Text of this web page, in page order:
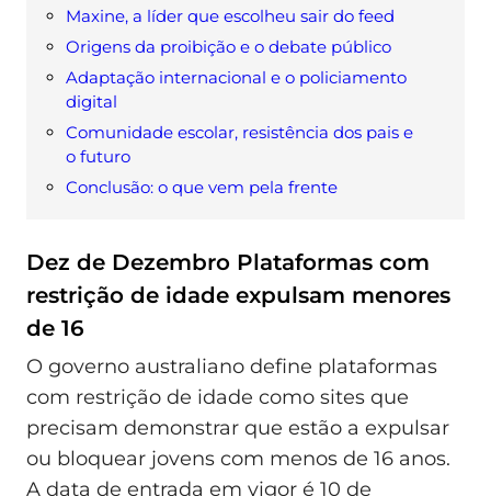
Maxine, a líder que escolheu sair do feed
Origens da proibição e o debate público
Adaptação internacional e o policiamento
digital
Comunidade escolar, resistência dos pais e
o futuro
Conclusão: o que vem pela frente
Dez de Dezembro Plataformas com
restrição de idade expulsam menores
de 16
O governo australiano define plataformas
com restrição de idade como sites que
precisam demonstrar que estão a expulsar
ou bloquear jovens com menos de 16 anos.
A data de entrada em vigor é 10 de